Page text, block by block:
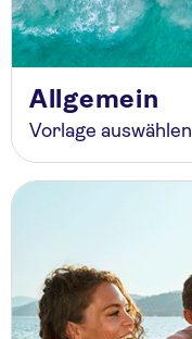
Allgemein
Vorlage auswählen